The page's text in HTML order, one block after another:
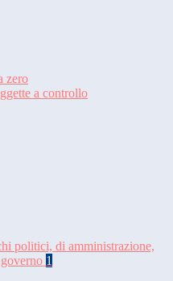
zero
a controllo
politici, di amministrazione,
1